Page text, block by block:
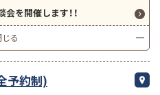
を開催します！！
る
予約制)